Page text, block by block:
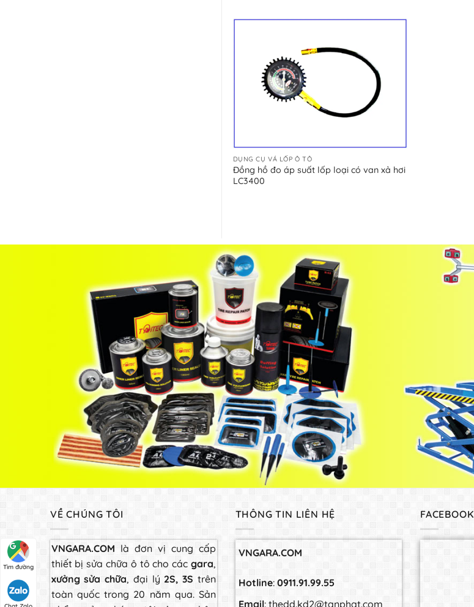
5 sao
DỤNG CỤ VÁ LỐP Ô TÔ
Đồng hồ đo áp suất lốp loại có van xả hơi
LC3400
VỀ CHÚNG TÔI
VNGARA.COM là đơn vị cung cấp
thiết bị sửa chữa ô tô cho các gara,
xưởng sửa chữa, đại lý 2S, 3S trên
toàn quốc trong 20 năm qua. Sản
THÔNG TIN LIÊN HỆ
VNGARA.COM
Hotline: 0911.91.99.55
Email: thedd.kd2@tanphat.com
FACEBOOK
Tìm đường